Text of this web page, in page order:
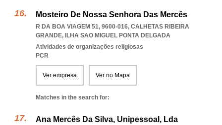
Mosteiro De Nossa Senhora Das Mercês
R DA BOA VIAGEM 51, 9600-016, CALHETAS RIBEIRA
GRANDE, ILHA SAO MIGUEL PONTA DELGADA
Atividades de organizações religiosas
PCR
Ver empresa Ver no Mapa
Matches in the search for:
Ana Mercês Da Silva, Unipessoal, Lda